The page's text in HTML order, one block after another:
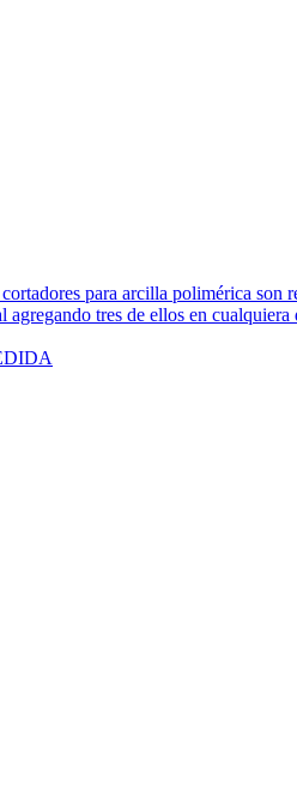
para arcilla polimérica son
tres de ellos en cualquiera